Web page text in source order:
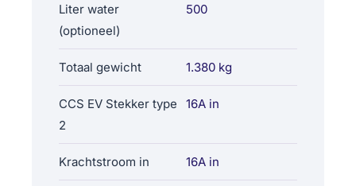
Liter water
(optioneel)
500
Totaal gewicht 1.380 kg
CCS EV Stekker type
2
16A in
Krachtstroom in 16A in